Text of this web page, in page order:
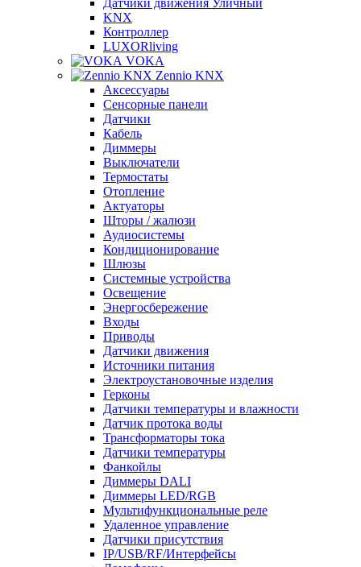
Датчики движения Уличный
KNX
Контроллер
LUXORliving
VOKA
Zennio KNX
Аксессуары
Сенсорные панели
Датчики
Кабель
Диммеры
Выключатели
Термостаты
Отопление
Актуаторы
Шторы / жалюзи
Аудиосистемы
Кондиционирование
Шлюзы
Системные устройства
Освещение
Энергосбережение
Входы
Приводы
Датчики движения
Источники питания
Электроустановочные изделия
Герконы
Датчики температуры и влажности
Датчик протока воды
Трансформаторы тока
Датчики температуры
Фанкойлы
Диммеры DALI
Диммеры LED/RGB
Мультифункциональные реле
Удаленное управление
Датчики присутствия
IP/USB/RF/Интерфейсы